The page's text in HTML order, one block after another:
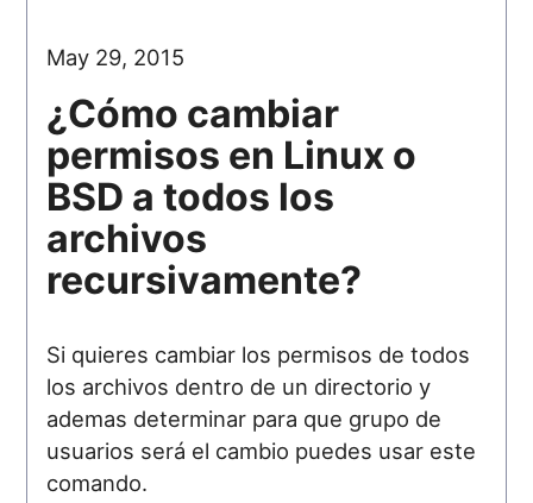
May 29, 2015
¿Cómo cambiar
permisos en Linux o
BSD a todos los
archivos
recursivamente?
Si quieres cambiar los permisos de todos
los archivos dentro de un directorio y
ademas determinar para que grupo de
usuarios será el cambio puedes usar este
comando.